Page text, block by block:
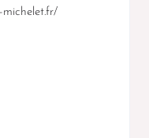
michelet.fr/